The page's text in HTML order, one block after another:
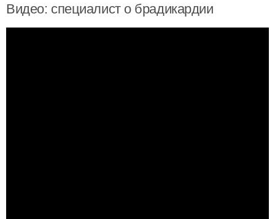
Видео: специалист о брадикардии